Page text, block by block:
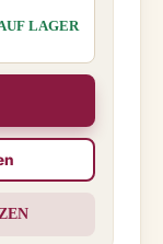
LAGER